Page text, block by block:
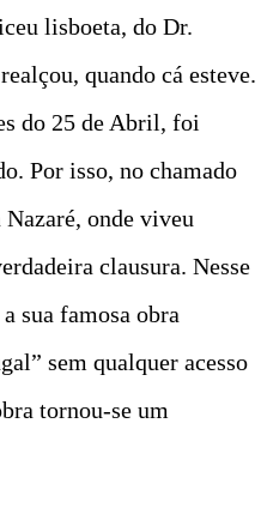
lisboeta, do Dr.
quando cá esteve.
do 25 de Abril, foi
Por isso, no chamado
onde viveu
clausura. Nesse
sua famosa obra
sem qualquer acesso
tornou-se um